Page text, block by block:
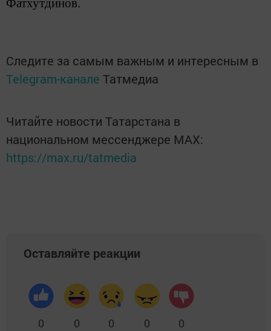
Фатхутдинов.
Следите за самым важным и интересным в
Telegram-канале Татмедиа
Читайте новости Татарстана в
национальном мессенджере MАХ:
https://max.ru/tatmedia
Оставляйте реакции
0 0 0 0 0